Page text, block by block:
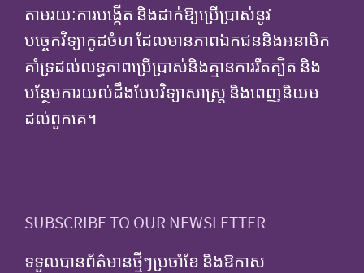
តាមរយៈការបង្កើត និងដាក់ឱ្យប្រើប្រាស់នូវ
បច្ចេកវិទ្យាកូដចំហ ដែលមានភាពឯកជននិងអនាមិក
គាំទ្រដល់លទ្ធភាពប្រើប្រាស់និងគ្មានការរឹតត្បិត និង
បន្ថែមការយល់ដឹងបែបវិទ្យាសាស្ត្រ និងពេញនិយម
ដល់ពួកគេ។
SUBSCRIBE TO OUR NEWSLETTER
ទទួលបានព័ត៌មានថ្មីៗប្រចាំខែ និងឱកាស